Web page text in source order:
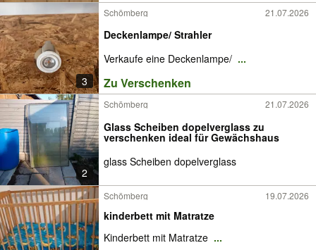
3
Schömberg 21.07.2026
Deckenlampe/ Strahler
Verkaufe eine Deckenlampe/ ...
Zu Verschenken
2
Schömberg 21.07.2026
Glass Scheiben dopelverglass zu
verschenken ideal für Gewächshaus
glass Scheiben dopelverglass
Schömberg 19.07.2026
kinderbett mit Matratze
Kinderbett mit Matratze ...